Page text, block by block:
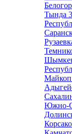
Тында 3
Майкоп
Южно-